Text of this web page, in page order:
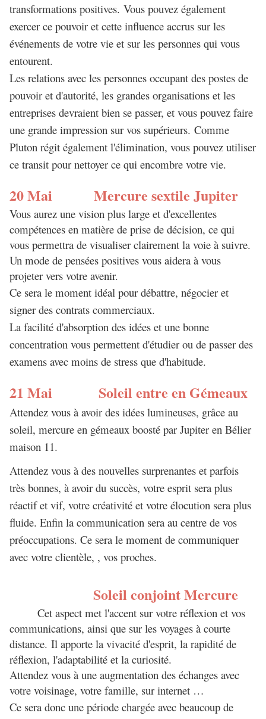
transformations positives. Vous pouvez également
exercer ce pouvoir et cette influence accrus sur les
événements de votre vie et sur les personnes qui vous
entourent.
Les relations avec les personnes occupant des postes de
pouvoir et d'autorité, les grandes organisations et les
entreprises devraient bien se passer, et vous pouvez faire
une grande impression sur vos supérieurs. Comme
Pluton régit également l'élimination, vous pouvez utiliser
ce transit pour nettoyer ce qui encombre votre vie.
20 Mai Mercure sextile Jupiter
Vous aurez une vision plus large et d'excellentes
compétences en matière de prise de décision, ce qui
vous permettra de visualiser clairement la voie à suivre.
Un mode de pensées positives vous aidera à vous
projeter vers votre avenir.
Ce sera le moment idéal pour débattre, négocier et
signer des contrats commerciaux.
La facilité d'absorption des idées et une bonne
concentration vous permettent d'étudier ou de passer des
examens avec moins de stress que d'habitude.
21 Mai Soleil entre en Gémeaux
Attendez vous à avoir des idées lumineuses, grâce au
soleil, mercure en gémeaux boosté par Jupiter en Bélier
maison 11.
Attendez vous à des nouvelles surprenantes et parfois
très bonnes, à avoir du succès, votre esprit sera plus
réactif et vif, votre créativité et votre élocution sera plus
fluide. Enfin la communication sera au centre de vos
préoccupations. Ce sera le moment de communiquer
avec votre clientèle, , vos proches.
Soleil conjoint Mercure
Cet aspect met l'accent sur votre réflexion et vos
communications, ainsi que sur les voyages à courte
distance. Il apporte la vivacité d'esprit, la rapidité de
réflexion, l'adaptabilité et la curiosité.
Attendez vous à une augmentation des échanges avec
votre voisinage, votre famille, sur internet …
Ce sera donc une période chargée avec beaucoup de